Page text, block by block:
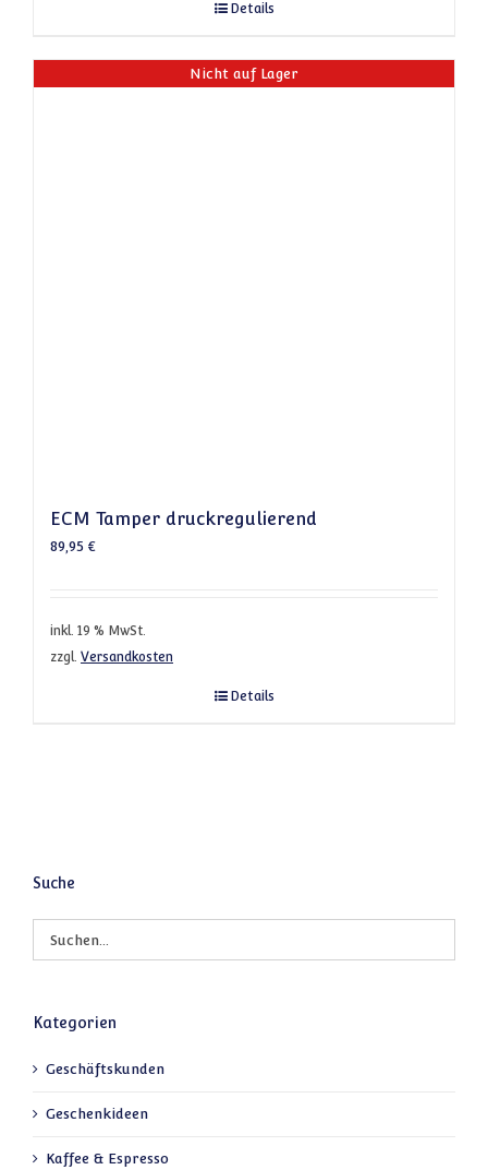
Details
Nicht auf Lager
ECM Tamper druckregulierend
89,95 €
inkl. 19 % MwSt.
zzgl. Versandkosten
Details
Suche
Kategorien
Geschäftskunden
Geschenkideen
Kaffee & Espresso